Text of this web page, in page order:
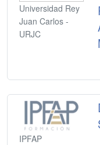
Universidad Rey
Juan Carlos -
URJC
IPFAP